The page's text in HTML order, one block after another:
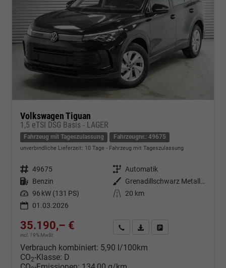
Volkswagen Tiguan
1,5 eTSI DSG Basis - LAGER
Fahrzeug mit Tageszulassung Fahrzeugnr.: 49675
unverbindliche Lieferzeit: 10 Tage Fahrzeug mit Tageszulassung
Fahrzeugnr. 49675 Getriebe Automatik
Kraftstoff Benzin Außenfarbe
Grenadillschwarz Metallic (0E)
Leistung 96 kW (131 PS) Kilometerstand
20 km
01.03.2026
35.190,– €
incl. 19% MwSt.
Kontakt & Angebot anfordern
PDF-Datei, Fahrzeugexposé
Verbrauch kombiniert: 5,90 l/100km
CO2-Klasse: D